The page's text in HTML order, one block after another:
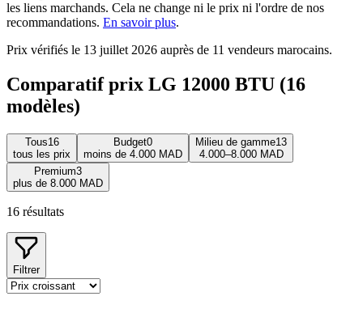
les liens marchands. Cela ne change ni le prix ni l'ordre de nos
recommandations. En savoir plus.
Prix vérifiés le 13 juillet 2026 auprès de 11 vendeurs marocains.
Comparatif prix LG 12000 BTU (16
modèles)
Tous16
tous les prix
Budget0
moins de 4.000 MAD
Milieu de gamme13
4.000–8.000 MAD
Premium3
plus de 8.000 MAD
16 résultats
Filtrer